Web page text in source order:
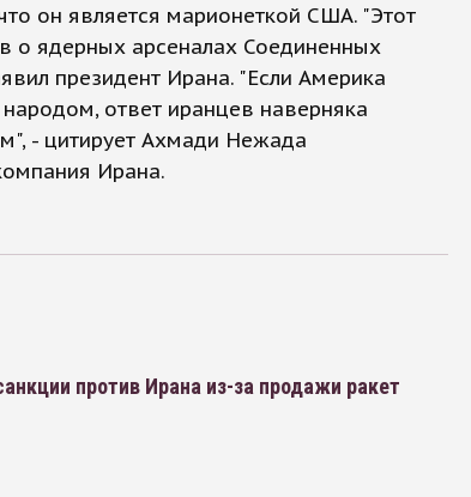
он является марионеткой США. "Этот
о ядерных арсеналах Соединенных
президент Ирана. "Если Америка
ответ иранцев наверняка
- цитирует Ахмади Нежада
Ирана.
против Ирана из-за продажи ракет